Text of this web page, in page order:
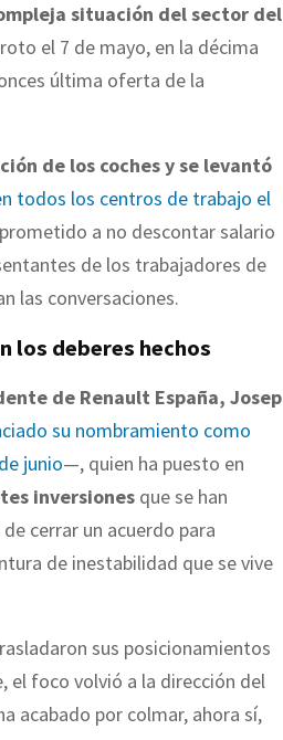
situación del sector del
el 7 de mayo, en la décima
última oferta de la
de los coches y se levantó
todos los centros de trabajo el
a no descontar salario
de los trabajadores de
las conversaciones.
los deberes hechos
de Renault España, Josep
su nombramiento como
junio—, quien ha puesto en
inversiones que se han
cerrar un acuerdo para
de inestabilidad que se vive
sus posicionamientos
el foco volvió a la dirección del
acabado por colmar, ahora sí,